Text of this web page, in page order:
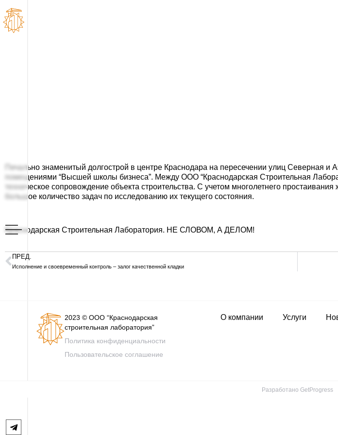
Печально знаменитый долгострой в центре Краснодара на пересечении улиц Северная
помещениями “Высшей школы бизнеса”. Между ООО “Краснодарская Строительная
техническое сопровождение объекта строительства. С учетом многолетнего
большое количество задач по исследованию их текущего состояния.
Краснодарская Строительная Лаборатория. НЕ СЛОВОМ, А ДЕЛОМ!
ПРЕД.
Исполнение и своевременный контроль – залог качественной кладки
2023 © ООО “Краснодарская
строительная лаборатория”
Политика конфиденциальности
Пользовательское соглашение
О компании Услуги
Разработано GetProgress